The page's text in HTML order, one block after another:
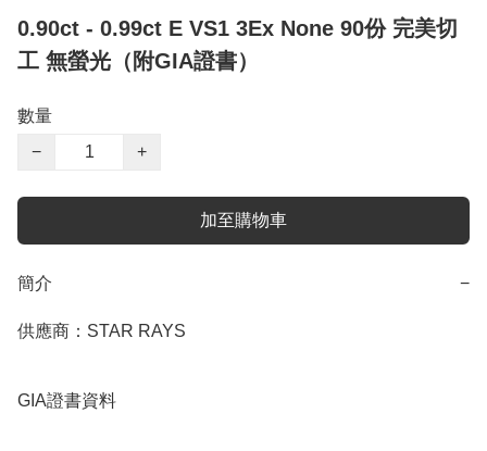
0.90ct - 0.99ct E VS1 3Ex None 90份 完美切
工 無螢光（附GIA證書）
數量
−
+
加至購物車
簡介 −
供應商：STAR RAYS
GIA證書資料